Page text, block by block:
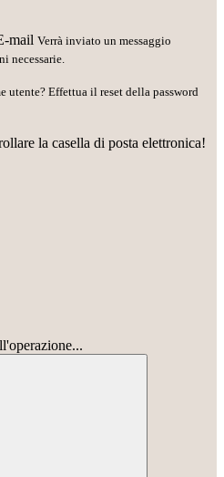
mail Verrà inviato un messaggio
necessarie.
utente? Effettua il reset della password
la casella di posta elettronica!